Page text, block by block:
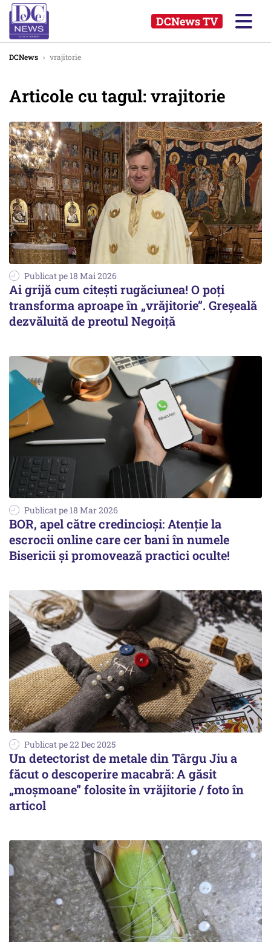
DCNews TV
DCNews › vrajitorie
Articole cu tagul: vrajitorie
Publicat pe 18 Mai 2026
Ai grijă cum citești rugăciunea! O poți
transforma aproape în „vrăjitorie”. Greșeală
dezvăluită de preotul Negoiță
Publicat pe 18 Mar 2026
BOR, apel către credincioși: Atenție la
escrocii online care cer bani în numele
Bisericii și promovează practici oculte!
Publicat pe 22 Dec 2025
Un detectorist de metale din Târgu Jiu a
făcut o descoperire macabră: A găsit
„moșmoane” folosite în vrăjitorie / foto în
articol